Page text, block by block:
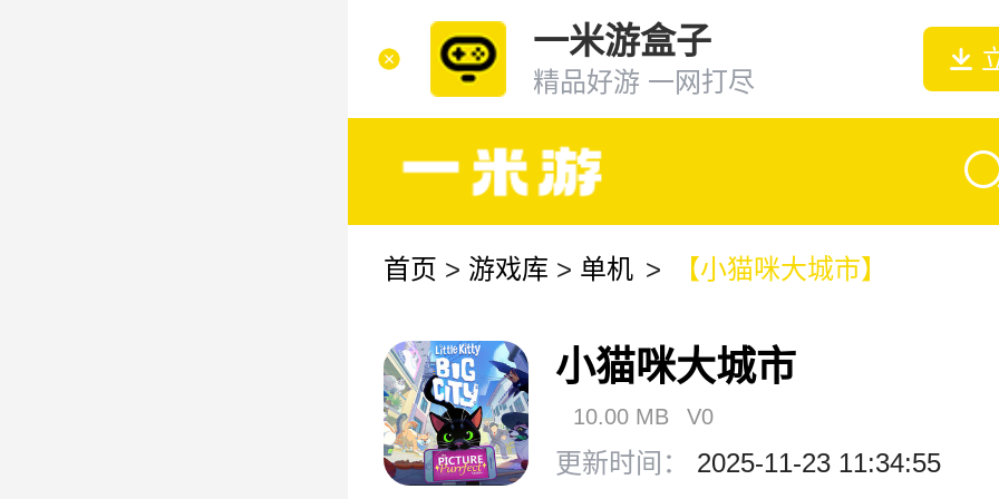
一米游盒子
精品好游 一网打尽
首页 > 游戏库 > 单机 > 【小猫咪大城市】
小猫咪大城市
10.00 MB V0
更新时间： 2025-11-23 11:34:55